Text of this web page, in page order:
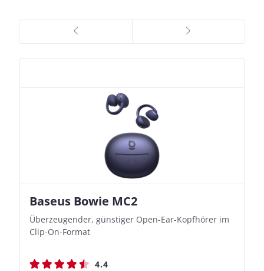
Baseus Bowie MC2
Überzeugender, günstiger Open-Ear-Kopfhörer im
Clip-On-Format
4.4
Nothing Ear (3a)
Bassbetonte True Wireless In-Ears mit cleveren
Aufnahmefunktionen
4.4
JBL Live 780NC
Stylischer Over-Ear mit sattem Klang und
beeindruckender Ausdauer
4.5
JBL Live 780NC
Stylischer Over-Ear mit sattem Klang und
beeindruckender Ausdauer
4.5